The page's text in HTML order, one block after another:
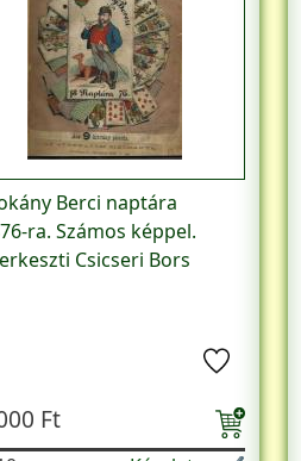
Berci naptára
ra. Számos képpel.
Csicseri Bors
Ft